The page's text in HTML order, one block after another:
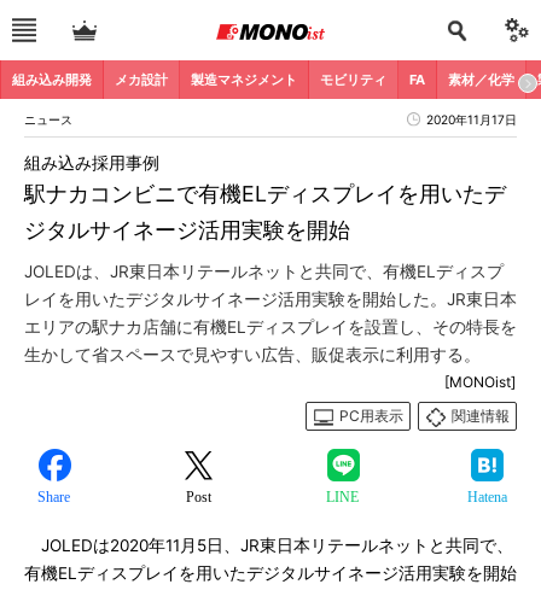
組み込み開発 メカ設計 製造マネジメント モビリティ FA 素材／化学
ニュース 2020年11月17日
駅ナカコンビニで有機ELディスプレイを用いたデ
ジタルサイネージ活用実験を開始
組み込み採用事例
JOLEDは、JR東日本リテールネットと共同で、有機ELディスプ
レイを用いたデジタルサイネージ活用実験を開始した。JR東日本
エリアの駅ナカ店舗に有機ELディスプレイを設置し、その特長を
生かして省スペースで見やすい広告、販促表示に利用する。
[MONOist]
PC用表示
関連情報
Share Post LINE Hatena
JOLEDは2020年11月5日、JR東日本リテールネットと共同で、
有機ELディスプレイを用いたデジタルサイネージ活用実験を開始